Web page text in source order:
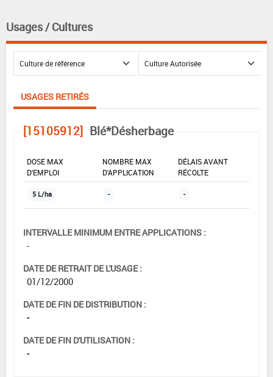
Usages / Cultures
USAGES RETIRÉS
[15105912] Blé*Désherbage
DOSE MAX
D'EMPLOI
NOMBRE MAX
D'APPLICATION
DÉLAIS AVANT
RÉCOLTE
5 L/ha - -
INTERVALLE MINIMUM ENTRE APPLICATIONS :
-
DATE DE RETRAIT DE L'USAGE :
01/12/2000
DATE DE FIN DE DISTRIBUTION :
-
DATE DE FIN D'UTILISATION :
-